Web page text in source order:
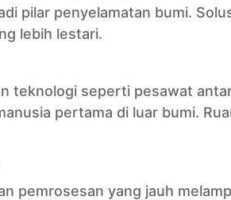
pilar penyelamatan bumi.
lebih lestari.
teknologi seperti pesawat
pertama di luar bumi.
pemrosesan yang jauh